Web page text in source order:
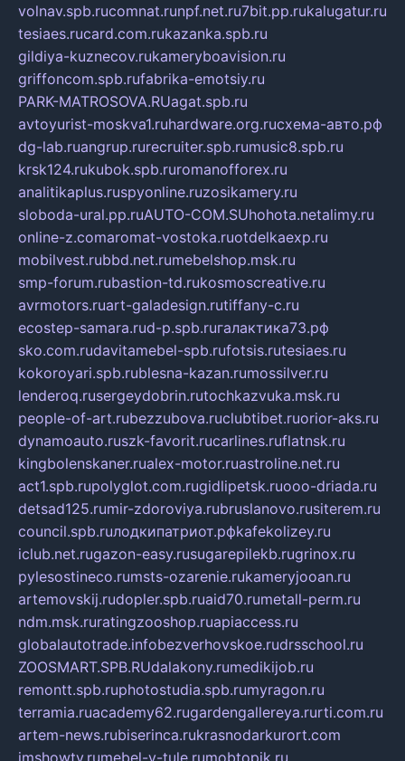
volnav.spb.rucomnat.runpf.net.ru7bit.pp.rukalugatur.ru
tesiaes.rucard.com.rukazanka.spb.ru
gildiya-kuznecov.rukameryboavision.ru
griffoncom.spb.rufabrika-emotsiy.ru
PARK-MATROSOVA.RUagat.spb.ru
avtoyurist-moskva1.ruhardware.org.ruсхема-авто.рф
dg-lab.ruangrup.rurecruiter.spb.rumusic8.spb.ru
krsk124.rukubok.spb.ruromanofforex.ru
analitikaplus.ruspyonline.ruzosikamery.ru
sloboda-ural.pp.ruAUTO-COM.SUhohota.netalimy.ru
online-z.comaromat-vostoka.ruotdelkaexp.ru
mobilvest.rubbd.net.rumebelshop.msk.ru
smp-forum.rubastion-td.rukosmoscreative.ru
avrmotors.ruart-galadesign.rutiffany-c.ru
ecostep-samara.rud-p.spb.ruгалактика73.рф
sko.com.rudavitamebel-spb.rufotsis.rutesiaes.ru
kokoroyari.spb.rublesna-kazan.rumossilver.ru
lenderoq.rusergeydobrin.rutochkazvuka.msk.ru
people-of-art.rubezzubova.ruclubtibet.ruorior-aks.ru
dynamoauto.ruszk-favorit.rucarlines.ruflatnsk.ru
kingbolenskaner.rualex-motor.ruastroline.net.ru
act1.spb.rupolyglot.com.rugidlipetsk.ruooo-driada.ru
detsad125.rumir-zdoroviya.rubruslanovo.rusiterem.ru
council.spb.ruлодкипатриот.рфkafekolizey.ru
iclub.net.rugazon-easy.rusugarepilekb.rugrinox.ru
pylesostineco.rumsts-ozarenie.rukameryjooan.ru
artemovskij.rudopler.spb.ruaid70.rumetall-perm.ru
ndm.msk.ruratingzooshop.ruapiaccess.ru
globalautotrade.infobezverhovskoe.rudrsschool.ru
ZOOSMART.SPB.RUdalakony.rumedikijob.ru
remontt.spb.ruphotostudia.spb.rumyragon.ru
terramia.ruacademy62.rugardengallereya.rurti.com.ru
artem-news.rubiserinca.rukrasnodarkurort.com
imshowtv.rumebel-v-tule.rumobtopik.ru